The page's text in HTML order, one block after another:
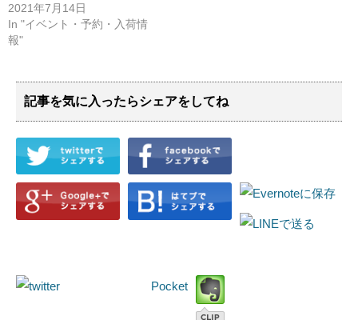
2021年7月14日
In "イベント・予約・入荷情
報"
記事を気に入ったらシェアをしてね
Pocket